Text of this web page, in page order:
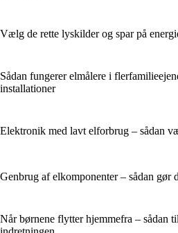
Vælg de rette lyskilder og spar på
Sådan fungerer elmålere i
installationer
Elektronik med lavt elforbrug – sådan
Genbrug af elkomponenter – sådan gør
Når børnene flytter hjemmefra – sådan